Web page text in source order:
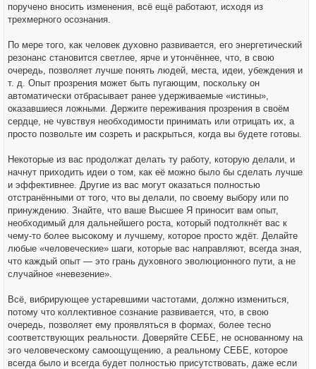
поручено вносить изменения, всё ещё работают, исходя из
трехмерного осознания.
По мере того, как человек духовно развивается, его энергетический
резонанс становится светлее, ярче и утончённее, что, в свою
очередь, позволяет лучше понять людей, места, идеи, убеждения и
т. д. Опыт прозрения может быть пугающим, поскольку он
автоматически отбрасывает ранее удерживаемые «истины»,
оказавшиеся ложными. Держите переживания прозрения в своём
сердце, не чувствуя необходимости принимать или отрицать их, а
просто позвольте им созреть и раскрыться, когда вы будете готовы.
Некоторые из вас продолжат делать ту работу, которую делали, и
начнут приходить идеи о том, как её можно было бы сделать лучше
и эффективнее. Другие из вас могут оказаться полностью
отстранёнными от того, что вы делали, по своему выбору или по
принуждению. Знайте, что ваше Высшее Я приносит вам опыт,
необходимый для дальнейшего роста, который подтолкнёт вас к
чему-то более высокому и лучшему, которое просто ждёт. Делайте
любые «человеческие» шаги, которые вас направляют, всегда зная,
что каждый опыт — это грань духовного эволюционного пути, а не
случайное «невезение».
Всё, вибрирующее устаревшими частотами, должно измениться,
потому что коллективное сознание развивается, что, в свою
очередь, позволяет ему проявляться в формах, более тесно
соответствующих реальности. Доверяйте СЕБЕ, не основанному на
эго человеческому самоощущению, а реальному СЕБЕ, которое
всегда было и всегда будет полностью присутствовать, даже если